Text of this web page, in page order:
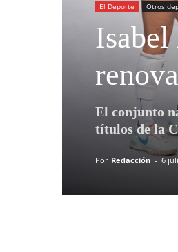
El Deporte Otros
El conjunto
títulos de la
Por Redacción - 6